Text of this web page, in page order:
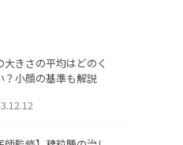
大きさの平均はどのく
？小顔の基準も解説